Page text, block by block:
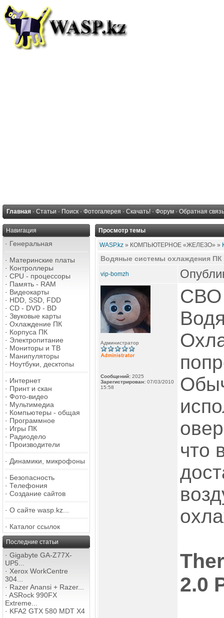
Главная · Статьи · Поиск · Фотогалерея · Скачать! · Форум · Обратная связь
Навигация
· Генеральная
· Материнские платы
· Контроллеры
· CPU - процессоры
· Память - RAM
· Видеокарты
· HDD, SSD, FDD
· CD - DVD - BD
· Звуковые карты
· Охлаждение ПК
· Корпуса ПК
· Электропитание
· Мониторы и ТВ
· Манипуляторы
· Ноутбуки, десктопы
· Интернет
· Принт и скан
· Фото-видео
· Мультимедиа
· Компьютеры - общая
· Программное
· Игры ПК
· Радиодело
· Производители
· Динамики, микрофоны
· Безопасность
· Телефония
· Создание сайтов
· О сайте wasp.kz...
· Каталог ссылок
Последние статьи
· Gigabyte GA-Z77X-
UP5...
· Xerox WorkCentre
304...
· Razer Anansi + Razer...
· ASRock 990FX
Extreme...
· KFA2 GTX 580 MDT X4
Просмотр темы
WASP.kz » КОМПЬЮТЕРНОЕ «ЖЕЛЕЗО» »
Водяные системы охлаждения ПК
vip-bomzh
Администратор
Сообщений: 2025
Зарегистрирован: 07/03/2010
15:58
СВО
что
2.0